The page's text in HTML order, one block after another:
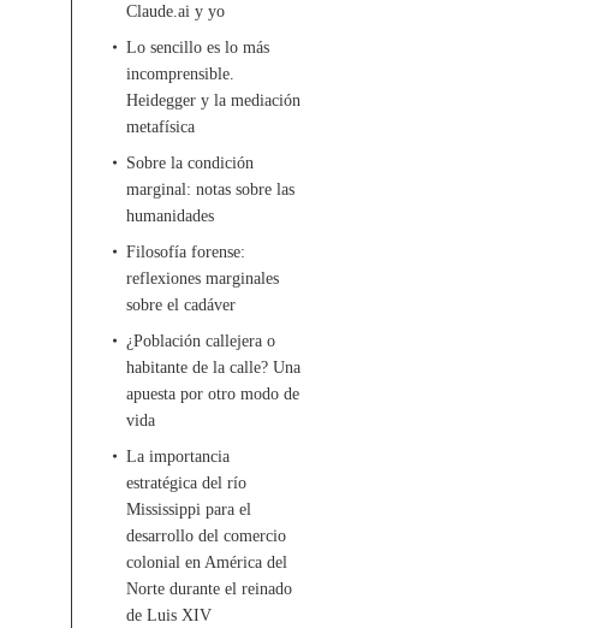
Claude.ai y yo
Lo sencillo es lo más
incomprensible.
Heidegger y la mediación
metafísica
Sobre la condición
marginal: notas sobre las
humanidades
Filosofía forense:
reflexiones marginales
sobre el cadáver
¿Población callejera o
habitante de la calle? Una
apuesta por otro modo de
vida
La importancia
estratégica del río
Mississippi para el
desarrollo del comercio
colonial en América del
Norte durante el reinado
de Luis XIV